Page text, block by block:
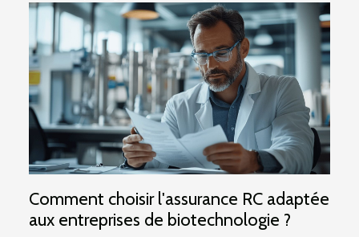
Comment choisir l'assurance RC adaptée
aux entreprises de biotechnologie ?